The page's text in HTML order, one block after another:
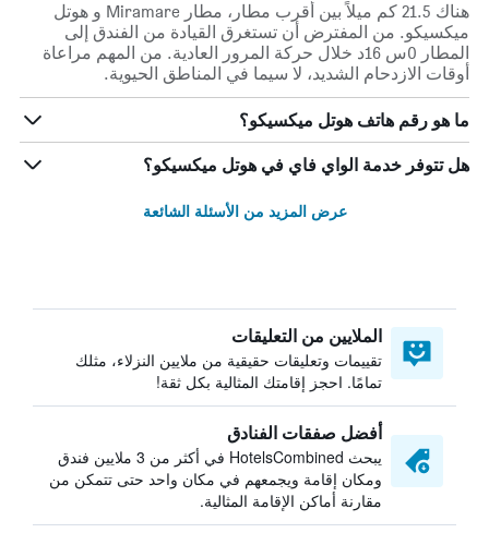
هناك 21.5 كم ميلاً بين أقرب مطار، مطار Miramare و هوتل
ميكسيكو. من المفترض أن تستغرق القيادة من الفندق إلى
المطار 0س 16د خلال حركة المرور العادية. من المهم مراعاة
أوقات الازدحام الشديد، لا سيما في المناطق الحيوية.
ما هو رقم هاتف هوتل ميكسيكو؟
هل تتوفر خدمة الواي فاي في هوتل ميكسيكو؟
عرض المزيد من الأسئلة الشائعة
الملايين من التعليقات
تقييمات وتعليقات حقيقية من ملايين النزلاء، مثلك
تمامًا. احجز إقامتك المثالية بكل ثقة!
أفضل صفقات الفنادق
يبحث HotelsCombined في أكثر من 3 ملايين فندق
ومكان إقامة ويجمعهم في مكان واحد حتى تتمكن من
مقارنة أماكن الإقامة المثالية.